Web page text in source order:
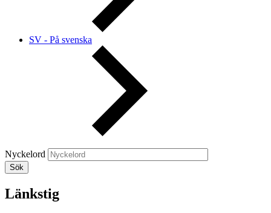
SV - På svenska
Nyckelord
Länkstig